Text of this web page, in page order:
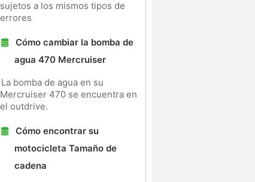
sujetos a los mismos tipos de
errores
Cómo cambiar la bomba de
agua 470 Mercruiser
La bomba de agua en su
Mercruiser 470 se encuentra en
el outdrive.
Cómo encontrar su
motocicleta Tamaño de
cadena